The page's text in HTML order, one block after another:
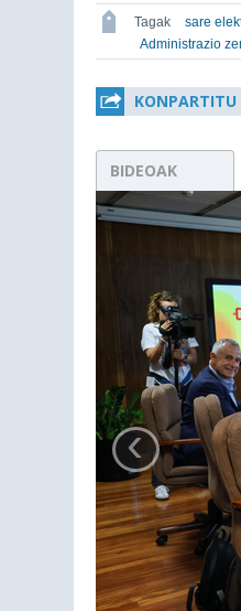
Tagak sare
Administrazio
KONPARTITU
BIDEOAK
‹